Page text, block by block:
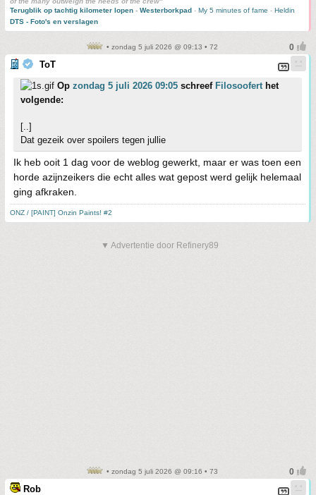
Terugblik op tachtig kilometer lopen - Westerborkpad - My 5 minutes of fame - Heldin
DTS - Foto's en verslagen
• zondag 5 juli 2026 @ 09:13 • 72
ToT
Op zondag 5 juli 2026 09:05 schreef Filosooferthet
volgende:
[..]
Dat gezeik over spoilers tegen jullie
Ik heb ooit 1 dag voor de weblog gewerkt, maar er was toen een
horde azijnzeikers die echt alles wat gepost werd gelijk helemaal
ging afkraken.
ONZ / [PAINT] Onzin Paints! #2
▼ Advertentie door Refinery89
• zondag 5 juli 2026 @ 09:16 • 73
Rob